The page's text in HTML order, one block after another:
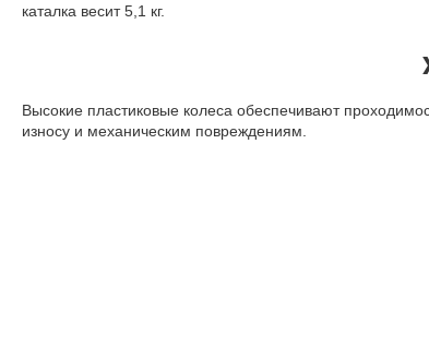
каталка весит 5 1 кг.
Высокие пластиковые колеса обеспечивают
износу и механическим повреждениям.